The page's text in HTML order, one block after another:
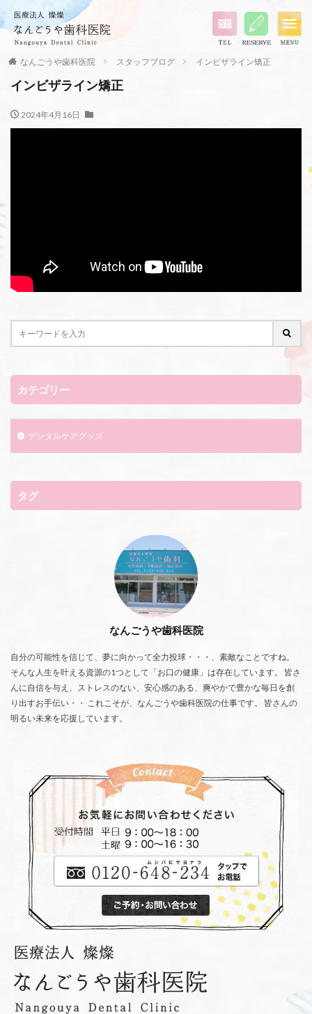
なんごうや歯科医院 スタッフブログ インビザライン矯正
インビザライン矯正
2024年4月16日
カテゴリー
デンタルケアグッズ
タグ
なんごうや歯科医院
自分の可能性を信じて、夢に向かって全力投球・・・、素敵なことですね。
そんな人生を叶える資源の1つとして「お口の健康」は存在しています。 皆さ
んに自信を与え、ストレスのない、安心感のある、爽やかで豊かな毎日を創
り出すお手伝い・・ これこそが、なんごうや歯科医院の仕事です。 皆さんの
明るい未来を応援しています。